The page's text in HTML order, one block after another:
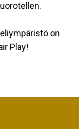
on
Play!